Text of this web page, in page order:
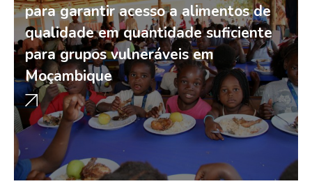
para garantir acesso a alimentos de
qualidade em quantidade suficiente
para grupos vulneráveis em
Moçambique